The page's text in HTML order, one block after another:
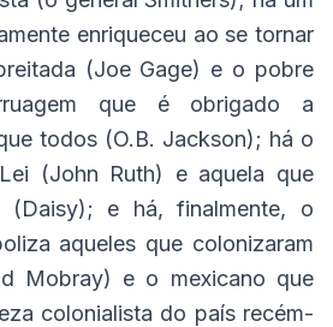
enriqueceu ao se tornar
(Joe Gage) e o pobre
que é obrigado a
todos (O.B. Jackson); há o
(John Ruth) e aquela que
(Daisy); e há, finalmente, o
aqueles que colonizaram
Mobray) e o mexicano que
colonialista do país recém-